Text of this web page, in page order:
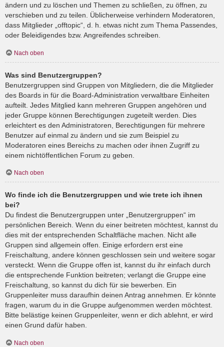
ändern und zu löschen und Themen zu schließen, zu öffnen, zu
verschieben und zu teilen. Üblicherweise verhindern Moderatoren,
dass Mitglieder „offtopic“, d. h. etwas nicht zum Thema Passendes,
oder Beleidigendes bzw. Angreifendes schreiben.
Nach oben
Was sind Benutzergruppen?
Benutzergruppen sind Gruppen von Mitgliedern, die die Mitglieder
des Boards in für die Board-Administration verwaltbare Einheiten
aufteilt. Jedes Mitglied kann mehreren Gruppen angehören und
jeder Gruppe können Berechtigungen zugeteilt werden. Dies
erleichtert es den Administratoren, Berechtigungen für mehrere
Benutzer auf einmal zu ändern und sie zum Beispiel zu
Moderatoren eines Bereichs zu machen oder ihnen Zugriff zu
einem nichtöffentlichen Forum zu geben.
Nach oben
Wo finde ich die Benutzergruppen und wie trete ich ihnen
bei?
Du findest die Benutzergruppen unter „Benutzergruppen“ im
persönlichen Bereich. Wenn du einer beitreten möchtest, kannst du
dies mit der entsprechenden Schaltfläche machen. Nicht alle
Gruppen sind allgemein offen. Einige erfordern erst eine
Freischaltung, andere können geschlossen sein und weitere sogar
versteckt. Wenn die Gruppe offen ist, kannst du ihr einfach durch
die entsprechende Funktion beitreten; verlangt die Gruppe eine
Freischaltung, so kannst du dich für sie bewerben. Ein
Gruppenleiter muss daraufhin deinen Antrag annehmen. Er könnte
fragen, warum du in die Gruppe aufgenommen werden möchtest.
Bitte belästige keinen Gruppenleiter, wenn er dich ablehnt, er wird
einen Grund dafür haben.
Nach oben